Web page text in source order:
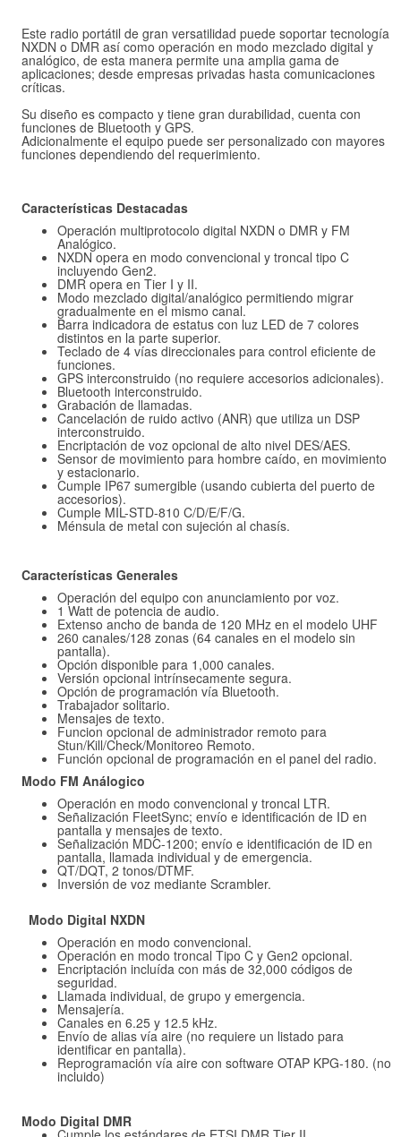
Este radio portátil de gran versatilidad puede soportar tecnología
NXDN o DMR así como operación en modo mezclado digital y
analógico, de esta manera permite una amplia gama de
aplicaciones; desde empresas privadas hasta comunicaciones
críticas.
Su diseño es compacto y tiene gran durabilidad, cuenta con
funciones de Bluetooth y GPS.
Adicionalmente el equipo puede ser personalizado con mayores
funciones dependiendo del requerimiento.
Características Destacadas
Operación multiprotocolo digital NXDN o DMR y FM
Analógico.
NXDN opera en modo convencional y troncal tipo C
incluyendo Gen2.
DMR opera en Tier I y II.
Modo mezclado digital/analógico permitiendo migrar
gradualmente en el mismo canal.
Barra indicadora de estatus con luz LED de 7 colores
distintos en la parte superior.
Teclado de 4 vías direccionales para control eficiente de
funciones.
GPS interconstruido (no requiere accesorios adicionales).
Bluetooth interconstruido.
Grabación de llamadas.
Cancelación de ruido activo (ANR) que utiliza un DSP
interconstruido.
Encriptación de voz opcional de alto nivel DES/AES.
Sensor de movimiento para hombre caído, en movimiento
y estacionario.
Cumple IP67 sumergible (usando cubierta del puerto de
accesorios).
Cumple MIL-STD-810 C/D/E/F/G.
Ménsula de metal con sujeción al chasís.
Características Generales
Operación del equipo con anunciamiento por voz.
1 Watt de potencia de audio.
Extenso ancho de banda de 120 MHz en el modelo UHF
260 canales/128 zonas (64 canales en el modelo sin
pantalla).
Opción disponible para 1,000 canales.
Versión opcional intrínsecamente segura.
Opción de programación vía Bluetooth.
Trabajador solitario.
Mensajes de texto.
Funcion opcional de administrador remoto para
Stun/Kill/Check/Monitoreo Remoto.
Función opcional de programación en el panel del radio.
Modo FM Análogico
Operación en modo convencional y troncal LTR.
Señalización FleetSync; envío e identificación de ID en
pantalla y mensajes de texto.
Señalización MDC-1200; envío e identificación de ID en
pantalla, llamada individual y de emergencia.
QT/DQT, 2 tonos/DTMF.
Inversión de voz mediante Scrambler.
Modo Digital NXDN
Operación en modo convencional.
Operación en modo troncal Tipo C y Gen2 opcional.
Encriptación incluída con más de 32,000 códigos de
seguridad.
Llamada individual, de grupo y emergencia.
Mensajería.
Canales en 6.25 y 12.5 kHz.
Envío de alias vía aire (no requiere un listado para
identificar en pantalla).
Reprogramación vía aire con software OTAP KPG-180. (no
incluido)
Modo Digital DMR